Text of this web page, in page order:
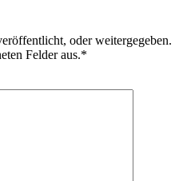
oder weitergegeben.
Felder aus.*